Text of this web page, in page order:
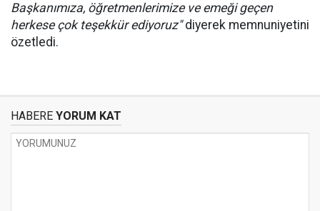
Başkanımıza, öğretmenlerimize ve emeği geçen
herkese çok teşekkür ediyoruz"diyerek memnuniyetini
özetledi.
HABERE YORUM KAT